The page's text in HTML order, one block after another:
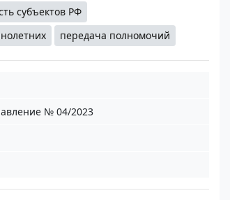
субъектов РФ
передача полномочий
№ 04/2023